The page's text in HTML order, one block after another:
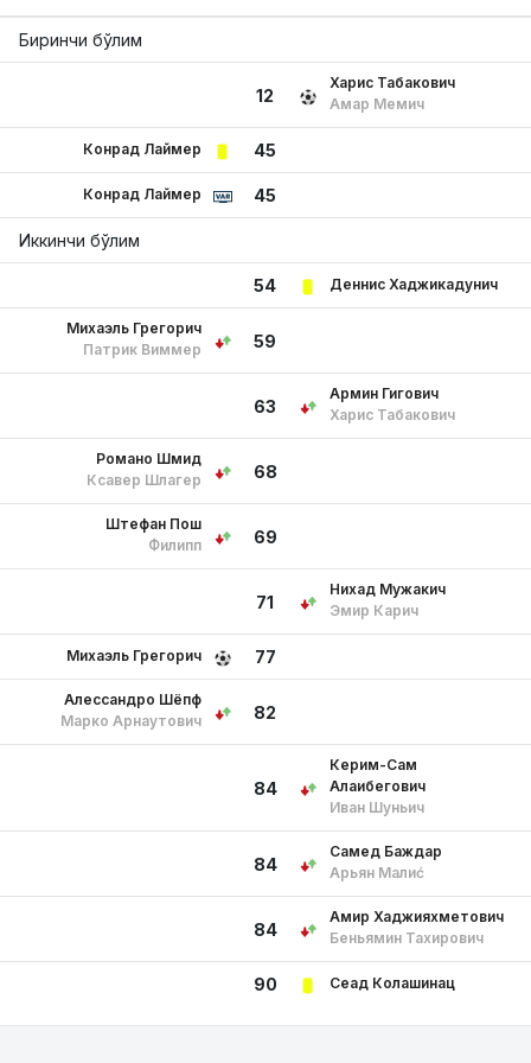
Биринчи бўлим
12
Харис Табакович
Амар Мемич
45
Конрад Лаймер
45
Конрад Лаймер
Иккинчи бўлим
54 Деннис Хаджикадунич
59
Михаэль Грегорич
Патрик Виммер
63
Армин Гигович
Харис Табакович
68
Романо Шмид
Ксавер Шлагер
69
Штефан Пош
Филипп
71
Нихад Мужакич
Эмир Карич
77
Михаэль Грегорич
82
Алессандро Шёпф
Марко Арнаутович
84
Керим-Сам
Алаибегович
Иван Шуньич
84
Самед Баждар
Арьян Малиć
84
Амир Хаджияхметович
Беньямин Тахирович
90 Сеад Колашинац